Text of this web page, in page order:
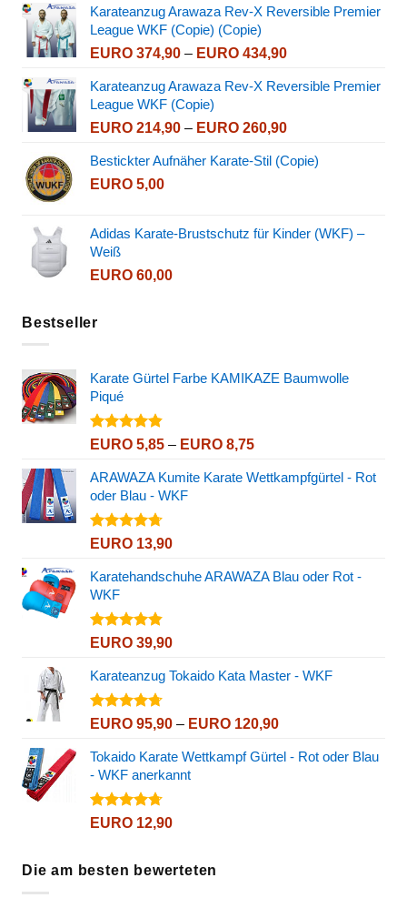
bis
Karateanzug Arawaza Rev-X Reversible Premier
League WKF (Copie) (Copie)
EURO374,90 – EURO434,90Preisspanne:
bis
Karateanzug Arawaza Rev-X Reversible Premier
League WKF (Copie)
EURO214,90 – EURO260,90Preisspanne:
bis
Bestickter Aufnäher Karate-Stil (Copie)
EURO5,00
Adidas Karate-Brustschutz für Kinder (WKF) –
Weiß
EURO60,00
Bestseller
Karate Gürtel Farbe KAMIKAZE Baumwolle
Piqué
Bewertet
von 5
EURO5,85 – EURO8,75Preisspanne:
bis
ARAWAZA Kumite Karate Wettkampfgürtel - Rot
oder Blau - WKF
Bewertet
von 5
EURO13,90
Karatehandschuhe ARAWAZA Blau oder Rot -
WKF
Bewertet
von 5
EURO39,90
Karateanzug Tokaido Kata Master - WKF
Bewertet
von 5
EURO95,90 – EURO120,90Preisspanne:
bis
Tokaido Karate Wettkampf Gürtel - Rot oder Blau
- WKF anerkannt
Bewertet
EURO12,90
Die am besten bewerteten